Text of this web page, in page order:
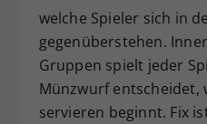
welche Spieler sich in
gegenüberstehen.
Gruppen spielt jeder
Münzwurf entscheidet,
servieren beginnt. Fix